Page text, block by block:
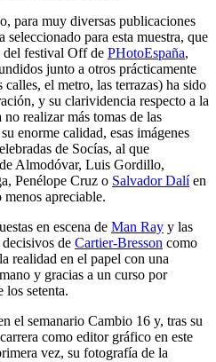
para muy diversas publicaciones
seleccionado para esta muestra, que
del festival Off de PHotoEspaña,
junto a otros prácticamente
el metro, las terrazas) ha sido
y su clarividencia respecto a la
no realizar más tomas de las
enorme calidad, esas imágenes
de Socías, al que
Almodóvar, Luis Gordillo,
Penélope Cruz o Salvador Dalíen
apreciable.
en escena de Man Ray y las
de Cartier-Bresson como
realidad en el papel con una
y gracias a un curso por
los setenta.
el semanario Cambio 16 y, tras su
como editor gráfico en este
vez, su fotografía de la